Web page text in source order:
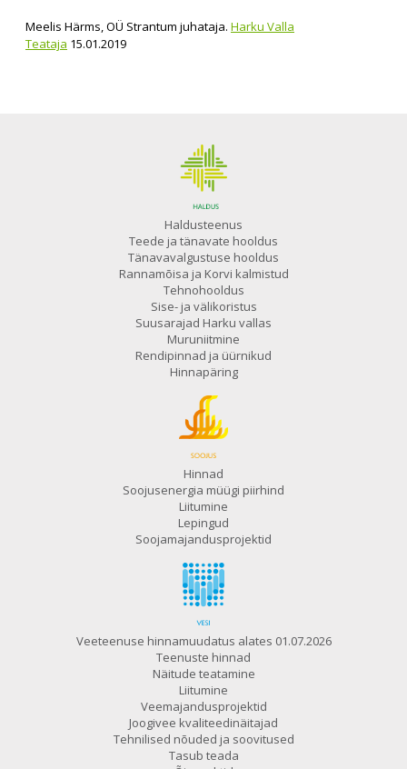
Meelis Härms, OÜ Strantum juhataja. Harku Valla
Teataja 15.01.2019
Haldusteenus
Teede ja tänavate hooldus
Tänavavalgustuse hooldus
Rannamõisa ja Korvi kalmistud
Tehnohooldus
Sise- ja välikoristus
Suusarajad Harku vallas
Muruniitmine
Rendipinnad ja üürnikud
Hinnapäring
Hinnad
Soojusenergia müügi piirhind
Liitumine
Lepingud
Soojamajandusprojektid
Veeteenuse hinnamuudatus alates 01.07.2026
Teenuste hinnad
Näitude teatamine
Liitumine
Veemajandusprojektid
Joogivee kvaliteedinäitajad
Tehnilised nõuded ja soovitused
Tasub teada